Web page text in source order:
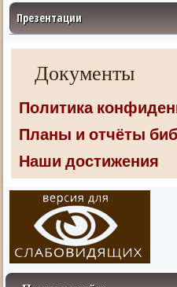
Презентации
Документы
Политика
Планы и отчёты
Наши достижения